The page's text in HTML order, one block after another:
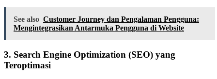
See also Customer Journey dan Pengalaman Pengguna:
Mengintegrasikan Antarmuka Pengguna di Website
3. Search Engine Optimization (SEO) yang
Teroptimasi